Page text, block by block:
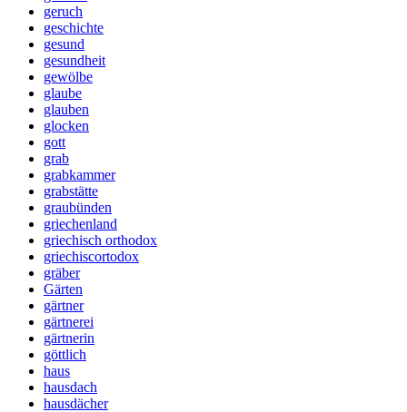
geruch
geschichte
gesund
gesundheit
gewölbe
glaube
glauben
glocken
gott
grab
grabkammer
grabstätte
graubünden
griechenland
griechisch orthodox
griechiscortodox
gräber
Gärten
gärtner
gärtnerei
gärtnerin
göttlich
haus
hausdach
hausdächer